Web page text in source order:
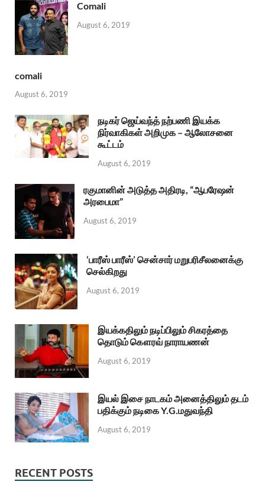
Comali
August 6, 2019
comali
August 6, 2019
நடிகர் ஜெய்வந்த் நற்பணி இயக்க
நிர்வாகிகள் அறிமுக – ஆலோசனை
கூட்டம்
August 6, 2019
ரகுமானின் அடுத்த அதிரடி, “ஆபரேஷன்
அரபைமா”
August 6, 2019
‘பாரீஸ் பாரீஸ்’ சென்சார் மறுபரிசீலனைக்கு
செல்கிறது
August 6, 2019
இயக்கதிலும் நடிப்பிலும் சிகரத்தை
தொடும் கௌரவ் நாராயணன்
August 6, 2019
இயல் இசை நாடகம் அனைத்திலும் தடம்
பதிக்கும் நடிகை Y.G.மதுவந்தி
August 6, 2019
RECENT POSTS